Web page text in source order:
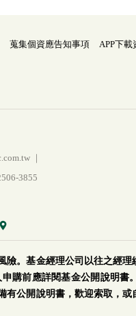
蒐集個資應告知事項
APP下載
｜
3855
。基金經理公司以往之經
購前應詳閱基金公開說明書
有公開說明書，歡迎索取，或